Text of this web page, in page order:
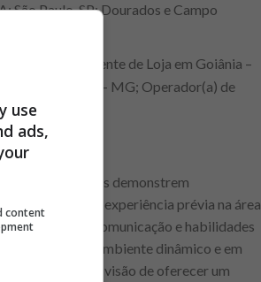
São Paulo, SP; Dourados e Campo
– MS; Atendente de Loja em Goiânia –
em Betim – MG; Operador(a) de
os candidatos demonstrem
Além disso, experiência prévia na área
equipe, boa comunicação e habilidades
adaptar a um ambiente dinâmico e em
da visão de oferecer um
use
ads,
content